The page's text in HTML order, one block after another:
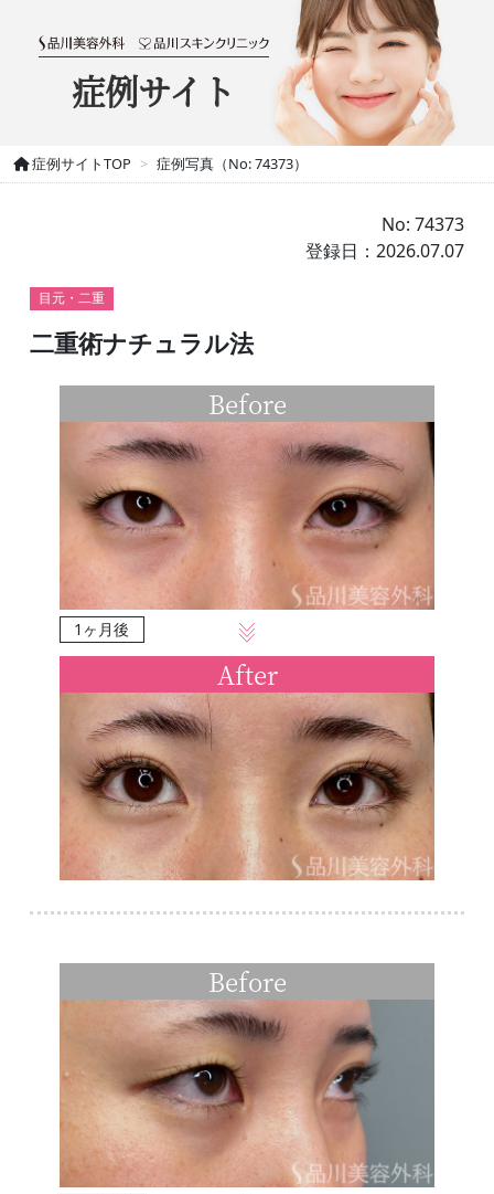
症例サイト
症例サイトTOP 症例写真（No: 74373）
No: 74373
登録日：2026.07.07
目元・二重
二重術ナチュラル法
Before
1ヶ月後
After
Before